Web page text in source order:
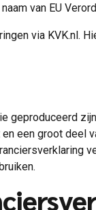
van EU
via KVK.nl.
geproduceerd
een groot